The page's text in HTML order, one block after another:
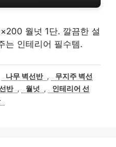
월넛 1단. 깔끔한 설
는 인테리어 필수템.
나무 벽선반 ,
무지주 벽선
반 , 월넛 ,
인테리어 선